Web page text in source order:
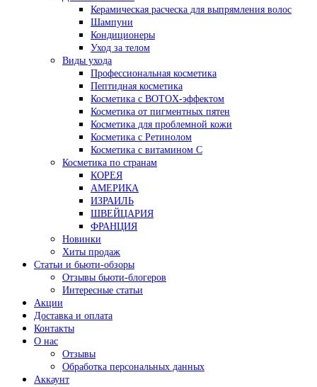
Керамическая расческа для выпрямления волос
Шампуни
Кондиционеры
Уход за телом
Виды ухода
Профессиональная косметика
Пептидная косметика
Косметика с BOTOX-эффектом
Косметика от пигментных пятен
Косметика для проблемной кожи
Косметика с Ретинолом
Косметика с витамином С
Косметика по странам
КОРЕЯ
АМЕРИКА
ИЗРАИЛЬ
ШВЕЙЦАРИЯ
ФРАНЦИЯ
Новинки
Хиты продаж
Статьи и бьюти-обзоры
Отзывы бьюти-блогеров
Интересные статьи
Акции
Доставка и оплата
Контакты
О нас
Отзывы
Обработка персональных данных
Аккаунт